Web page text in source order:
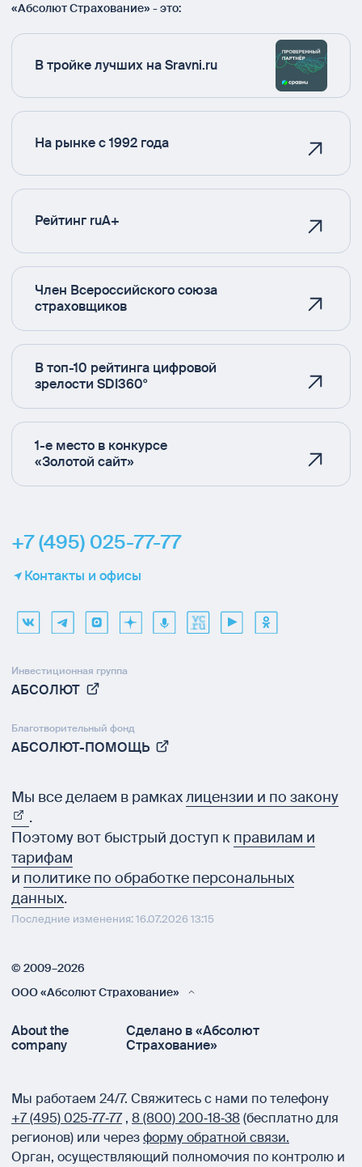
«Абсолют Страхование» - это:
В тройке лучших на Sravni.ru
На рынке с 1992 года
Рейтинг ruA+
Член Всероссийского союза
страховщиков
В топ-10 рейтинга цифровой
зрелости SDI360°
1-е место в конкурсе
«Золотой сайт»
+7 (495) 025-77-77
Контакты и офисы
Инвестиционная группа
АБСОЛЮТ
Благотворительный фонд
АБСОЛЮТ-ПОМОЩЬ
Мы все делаем в рамкахлицензии и по закону
.
Поэтому вот быстрый доступ к правилам и
тарифам
и политике по обработке персональных
данных.
Последние изменения: 16.07.2026 13:15
© 2009–2026
ООО «Абсолют Страхование»
About the
company
Сделано в «Абсолют
Страхование»
Мы работаем 24/7. Свяжитесь с нами по телефону
+7 (495) 025‑77‑77 , 8 (800) 200‑18‑38(бесплатно для
регионов) или черезформу обратной связи.
Орган, осуществляющий полномочия по контролю и